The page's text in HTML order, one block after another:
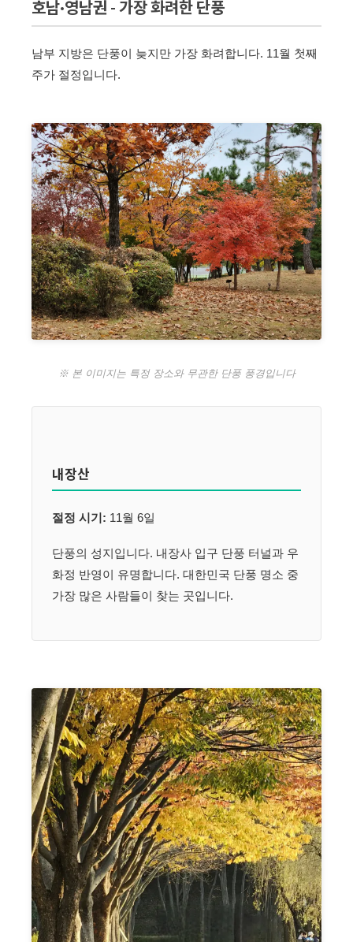
호남·영남권 - 가장 화려한 단풍
남부 지방은 단풍이 늦지만 가장 화려합니다. 11월 첫째
주가 절정입니다.
※ 본 이미지는 특정 장소와 무관한 단풍 풍경입니다
내장산
절정 시기: 11월 6일
단풍의 성지입니다. 내장사 입구 단풍 터널과 우
화정 반영이 유명합니다. 대한민국 단풍 명소 중
가장 많은 사람들이 찾는 곳입니다.